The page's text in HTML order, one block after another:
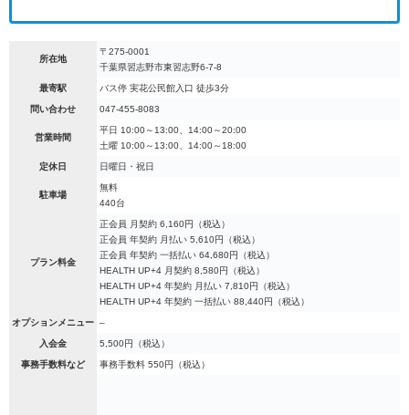
所在地
〒275-0001
千葉県習志野市東習志野6-7-8
最寄駅 バス停 実花公民館入口 徒歩3分
問い合わせ 047-455-8083
営業時間
平日 10:00～13:00、14:00～20:00
土曜 10:00～13:00、14:00～18:00
定休日 日曜日・祝日
駐車場
無料
440台
プラン料金
正会員 月契約 6,160円（税込）
正会員 年契約 月払い 5,610円（税込）
正会員 年契約 一括払い 64,680円（税込）
HEALTH UP+4 月契約 8,580円（税込）
HEALTH UP+4 年契約 月払い 7,810円（税込）
HEALTH UP+4 年契約 一括払い 88,440円（税込）
オプションメニュー –
入会金 5,500円（税込）
事務手数料など 事務手数料 550円（税込）